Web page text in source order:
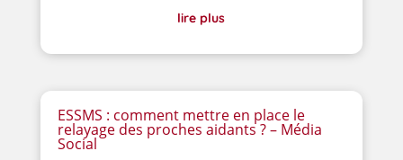
lire plus
ESSMS : comment mettre en place le
relayage des proches aidants ? – Média
Social